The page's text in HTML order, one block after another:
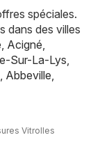
spéciales.
dans des villes
, Acigné,
Sur-La-Lys,
, Abbeville,
Vitrolles